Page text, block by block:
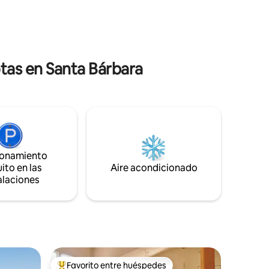
de la chimenea y los acogedores sofás.
en Santa Bárbara
en las
Aire acondicionado
Favorito entre huéspedes